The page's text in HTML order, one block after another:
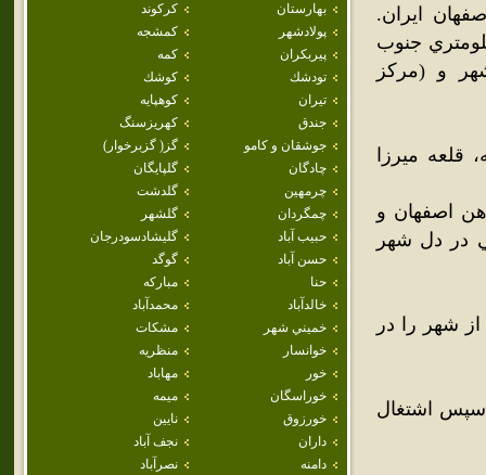
بهارستان
كركوند
پولادشهر
كمشجه
پيربكران
كمه
تودشك
كوشك
تيران
كوهپايه
جندق
كهريزسنگ
جوشقان و كامو
گز( گزبرخوار)
چادگان
گلپايگان
چرمهين
گلدشت
چمگردان
گلشهر
حبيب آباد
گليشادسودرجان
حسن آباد
گوگد
حنا
مباركه
خالدآباد
محمدآباد
خميني شهر
مشكات
خوانسار
منظريه
خور
مهاباد
خوراسگان
ميمه
خورزوق
نايين
داران
نجف آباد
دامنه
نصرآباد
ايران.
شمال شهر مبارکه (مرکز شهرستان)، 35 کيلومتري جنوب
شرق زرين‌شهر و (مرکز
قلعه ميرزا
اصفهان و
در دل شهر
شهر را در
سپس اشتغال